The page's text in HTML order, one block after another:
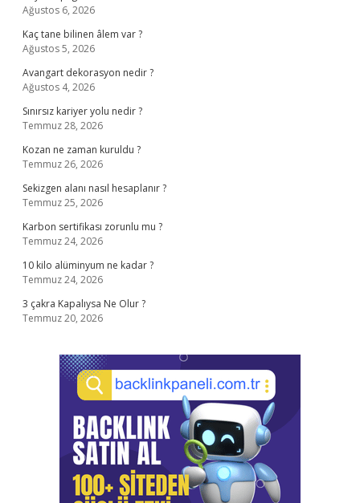
Ağustos 6, 2026
Kaç tane bilinen âlem var ?
Ağustos 5, 2026
Avangart dekorasyon nedir ?
Ağustos 4, 2026
Sınırsız kariyer yolu nedir ?
Temmuz 28, 2026
Kozan ne zaman kuruldu ?
Temmuz 26, 2026
Sekizgen alanı nasıl hesaplanır ?
Temmuz 25, 2026
Karbon sertifikası zorunlu mu ?
Temmuz 24, 2026
10 kilo alüminyum ne kadar ?
Temmuz 24, 2026
3 çakra Kapalıysa Ne Olur ?
Temmuz 20, 2026